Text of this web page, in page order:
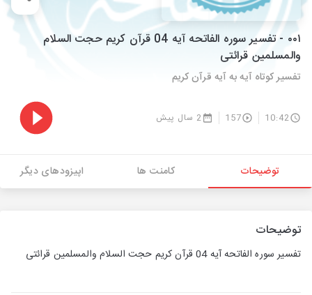
۰۰۱ - تفسیر سوره الفاتحه آیه 04 قرآن کریم حجت السلام
والمسلمین قرائتی
تفسیر کوتاه آیه به آیه قرآن کریم
10:42
157 2 سال پیش
توضیحات کامنت ها اپیزودهای دیگر
توضیحات
تفسیر سوره الفاتحه آیه 04 قرآن کریم حجت السلام والمسلمین قرائتی